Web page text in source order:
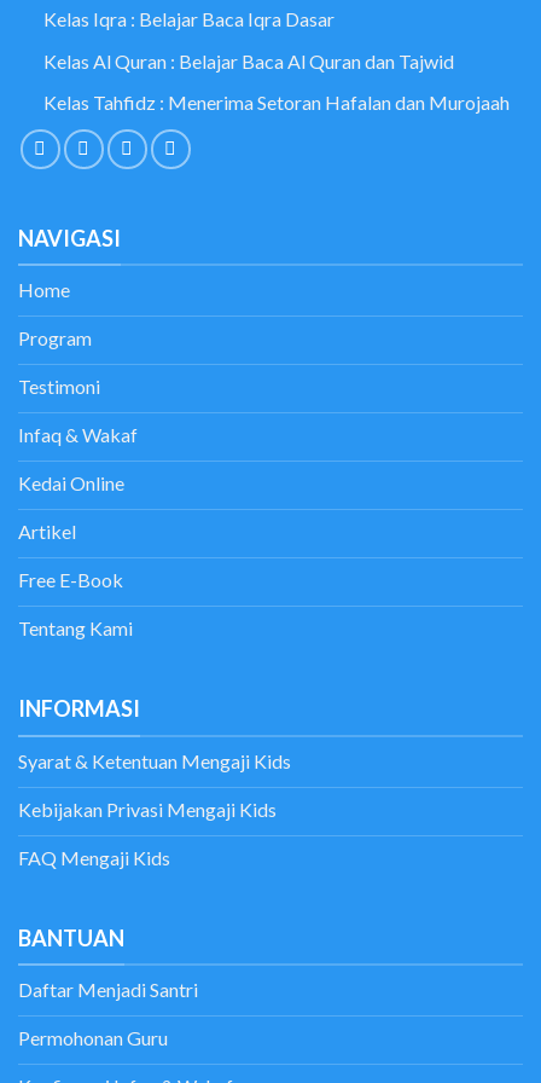
Kelas Iqra : Belajar Baca Iqra Dasar
Kelas Al Quran : Belajar Baca Al Quran dan Tajwid
Kelas Tahfidz : Menerima Setoran Hafalan dan Murojaah
NAVIGASI
Home
Program
Testimoni
Infaq & Wakaf
Kedai Online
Artikel
Free E-Book
Tentang Kami
INFORMASI
Syarat & Ketentuan Mengaji Kids
Kebijakan Privasi Mengaji Kids
FAQ Mengaji Kids
BANTUAN
Daftar Menjadi Santri
Permohonan Guru